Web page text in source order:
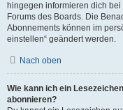
hingegen informieren dich
Forums des Boards. Die
Abonnements können im
einstellen“ geändert werden.
Nach oben
Wie kann ich ein
abonnieren?